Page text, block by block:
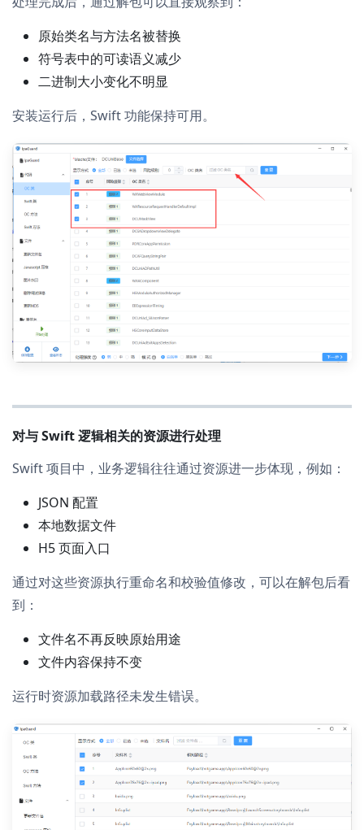
原始类名与方法名被替换
符号表中的可读语义减少
二进制大小变化不明显
安装运行后，Swift 功能保持可用。
对与 Swift 逻辑相关的资源进行处理
Swift 项目中，业务逻辑往往通过资源进一步体现，例如：
JSON 配置
本地数据文件
H5 页面入口
通过对这些资源执行重命名和校验值修改，可以在解包后看
到：
文件名不再反映原始用途
文件内容保持不变
运行时资源加载路径未发生错误。